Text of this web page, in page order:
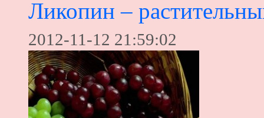
Ликопин –
2012-11-12 21:59:02